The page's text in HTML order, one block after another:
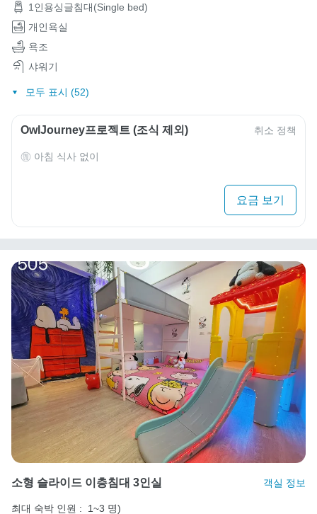
1인용싱글침대(Single bed)
개인욕실
욕조
샤워기
모두 표시 (52)
OwlJourney프로젝트 (조식 제외) 취소 정책
아침 식사 없이
요금 보기
소형 슬라이드 이층침대 3인실 객실 정보
최대 숙박 인원 : 1~3 명)